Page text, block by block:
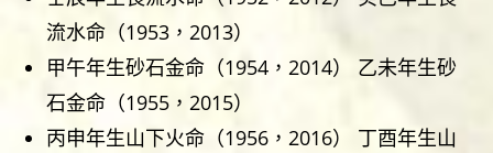
流水命（1953，2013）
甲午年生砂石金命（1954，2014） 乙未年生砂
石金命（1955，2015）
丙申年生山下火命（1956，2016） 丁酉年生山